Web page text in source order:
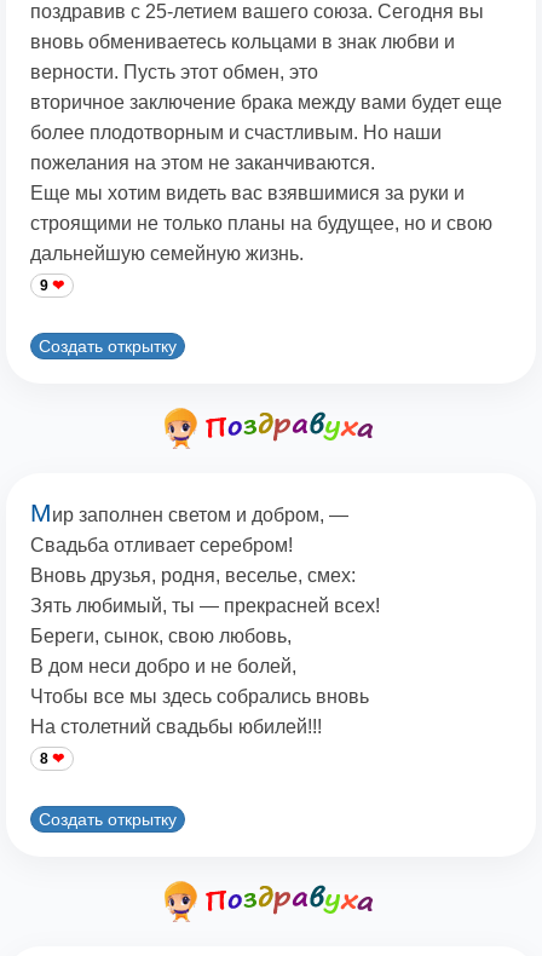
поздравив с 25-летием вашего союза. Сегодня вы
вновь обмениваетесь кольцами в знак любви и
верности. Пусть этот обмен, это
вторичное заключение брака между вами будет еще
более плодотворным и счастливым. Но наши
пожелания на этом не заканчиваются.
Еще мы хотим видеть вас взявшимися за руки и
строящими не только планы на будущее, но и свою
дальнейшую семейную жизнь.
9
Создать открытку
Мир заполнен светом и добром, —
Свадьба отливает серебром!
Вновь друзья, родня, веселье, смех:
Зять любимый, ты — прекрасней всех!
Береги, сынок, свою любовь,
В дом неси добро и не болей,
Чтобы все мы здесь собрались вновь
На столетний свадьбы юбилей!!!
8
Создать открытку